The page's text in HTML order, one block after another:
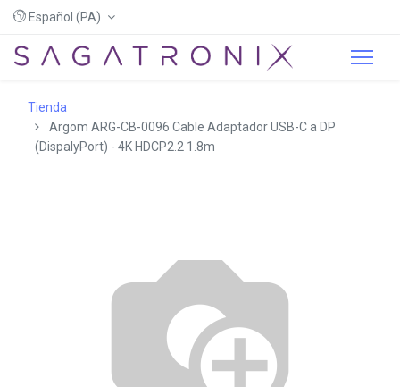
Español (PA)
Tienda
Argom ARG-CB-0096 Cable Adaptador USB-C a DP
(DispalyPort) - 4K HDCP2.2 1.8m